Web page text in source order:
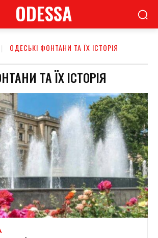
ODESSA
ОДЕСЬКІ ФОНТАНИ ТА ЇХ ІСТОРІЯ
ТА ЇХ ІСТОРІЯ